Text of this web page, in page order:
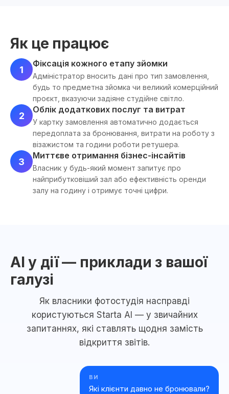
Як це працює
1
Фіксація кожного етапу зйомки
Адміністратор вносить дані про тип замовлення,
будь то предметна зйомка чи великий комерційний
проєкт, вказуючи задіяне студійне світло.
2
Облік додаткових послуг та витрат
У картку замовлення автоматично додається
передоплата за бронювання, витрати на роботу з
візажистом та години роботи ретушера.
3
Миттєве отримання бізнес-інсайтів
Власник у будь-який момент запитує про
найприбутковіший зал або ефективність оренди
залу на годину і отримує точні цифри.
AI у дії — приклади з вашої
галузі
Як власники фотостудія насправді
користуються Starta AI — у звичайних
запитаннях, які ставлять щодня замість
відкриття звітів.
ВИ
Які клієнти давно не бронювали?